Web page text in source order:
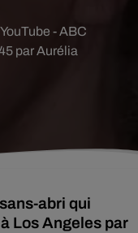
par Aurélia
- ABC
abri qui
Los Angeles par